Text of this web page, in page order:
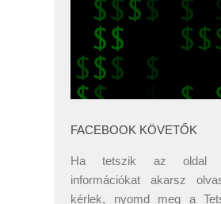
FACEBOOK KÖVETŐK
Ha tetszik az oldal
információkat akarsz
kérlek, nyomd meg a